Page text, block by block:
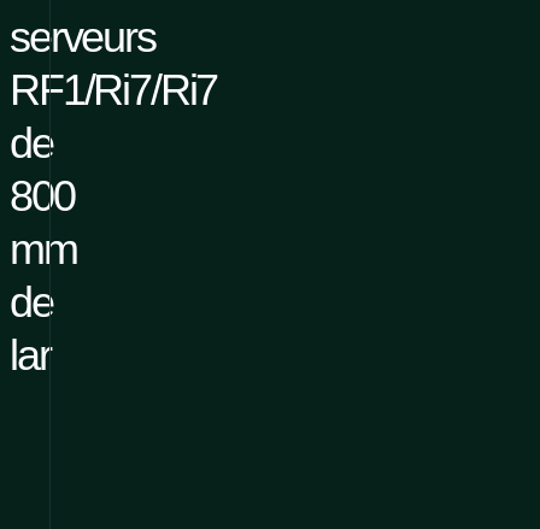
serveurs
RF1/Ri7/Ri7
de
800
mm
de
lar